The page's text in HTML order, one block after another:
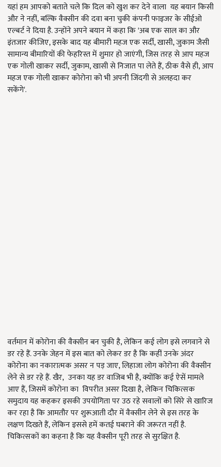
यहां हम आपको बताते चले कि दिल को खुश कर देने वाला यह बयान किसी
और ने नहीं, बल्कि वैक्सीन की दवा बना चुकी कंपनी फाइजर के सीईओ
एल्बर्ट ने दिया है. उन्होंने अपने बयान में कहा कि 'अब एक साल का और
इंतजार कीजिए, इसके बाद यह बीमारी महज एक सर्दी, खासी, जुकाम जैसी
सामान्य बीमारियों की फेहरिस्त में शुमार हो जाएंगी, जिस तरह से आप महज
एक गोली खाकर सर्दी, जुकाम, खासी से निजात पा लेते हैं, ठीक वैसे ही, आप
महज एक गोली खाकर कोरोना को भी अपनी जिंदगी से अलहदा कर
सकेंगे'.
वर्तमान में कोरोना की वैक्सीन बन चुकी है, लेकिन कई लोग इसे लगवाने से
डर रहे हैं. उनके जेहन में इस बात को लेकर डर है कि कहीं उनके अंदर
कोरोना का नकारात्मक असर न पड़ जाए, लिहाजा लोग कोरोना की वैक्सीन
लेने से डर रहे हैं. खैर, उनका यह डर वाजिब भी है, क्योंकि कई ऐसें मामले
आए हैं, जिसमें कोरोना का विपरीत असर दिखा है, लेकिन चिकित्सक
समुदाय यह कहकर इसकी उपयोगिता पर उठ रहे सवालों को सिरे से खारिज
कर रहा है कि आमतौर पर शुरूआती दौर में वैक्सीन लेने से इस तरह के
लक्षण दिखते हैं, लेकिन इससे हमें कतई घबराने की जरूरत नहीं है.
चिकित्सकों का कहना है कि यह वैक्सीन पूरी तरह से सुरक्षित है.